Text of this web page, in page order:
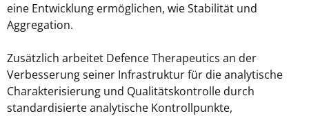
eine Entwicklung ermöglichen, wie Stabilität und
Aggregation.
Zusätzlich arbeitet Defence Therapeutics an der
Verbesserung seiner Infrastruktur für die analytische
Charakterisierung und Qualitätskontrolle durch
standardisierte analytische Kontrollpunkte,